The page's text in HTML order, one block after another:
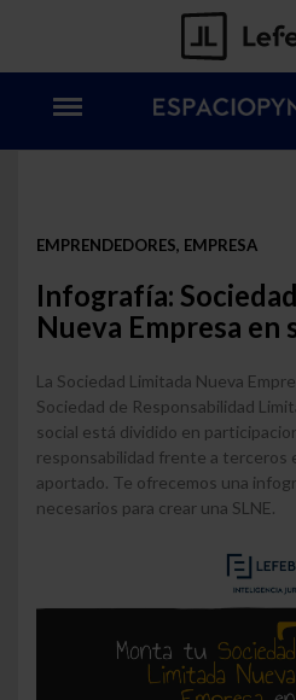
EMPRENDEDORES, EMPRESA
Infografía:
Nueva Empresa en
La Sociedad Limitada Nueva
Sociedad de Responsabilidad
social está dividido en
responsabilidad frente a terceros
aportado. Te ofrecemos una
necesarios para crear una SLNE.